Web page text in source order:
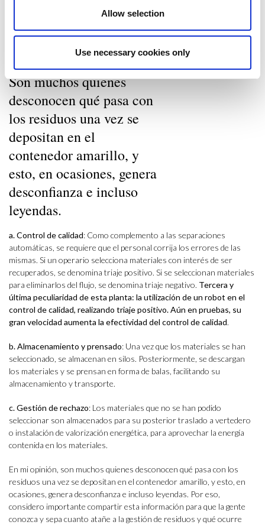
Allow selection
Use necessary cookies only
aluminio no seleccionado previamente.
gestión del rechazo:
Son muchos quienes
desconocen qué pasa con
los residuos una vez se
depositan en el
contenedor amarillo, y
esto, en ocasiones, genera
desconfianza e incluso
leyendas.
a. Control de calidad: Como complemento a las separaciones
automáticas, se requiere que el personal corrija los errores de las
mismas. Si un operario selecciona materiales con interés de ser
recuperados, se denomina triaje positivo. Si se seleccionan materiales
para eliminarlos del flujo, se denomina triaje negativo. Tercera y
última peculiaridad de esta planta: la utilización de un robot en el
control de calidad, realizando triaje positivo. Aún en pruebas, su
gran velocidad aumenta la efectividad del control de calidad.
b. Almacenamiento y prensado: Una vez que los materiales se han
seleccionado, se almacenan en silos. Posteriormente, se descargan
los materiales y se prensan en forma de balas, facilitando su
almacenamiento y transporte.
c. Gestión de rechazo: Los materiales que no se han podido
seleccionar son almacenados para su posterior traslado a vertedero
o instalación de valorización energética, para aprovechar la energía
contenida en los materiales.
En mi opinión, son muchos quienes desconocen qué pasa con los
residuos una vez se depositan en el contenedor amarillo, y esto, en
ocasiones, genera desconfianza e incluso leyendas. Por eso,
considero importante compartir esta información para que la gente
conozca y sepa cuanto atañe a la gestión de residuos y qué ocurre